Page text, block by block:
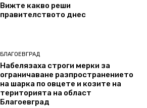
Вижте какво реши
правителството днес
БЛАГОЕВГРАД
Набелязаха строги мерки за
ограничаване разпространението
на шарка по овцете и козите на
територията на област
Благоевград